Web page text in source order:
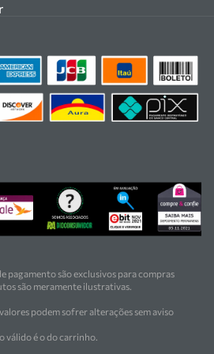
pagamento são exclusivos para compras
são meramente ilustrativas.
podem sofrer alterações sem aviso
válido é o do carrinho.